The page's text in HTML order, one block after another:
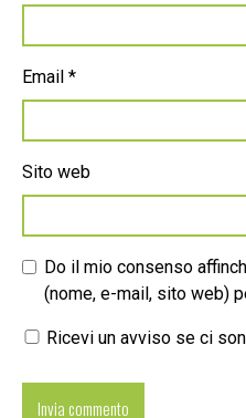
Email *
Sito web
Do il mio consenso
(nome, e-mail, sito web)
Ricevi un avviso se ci